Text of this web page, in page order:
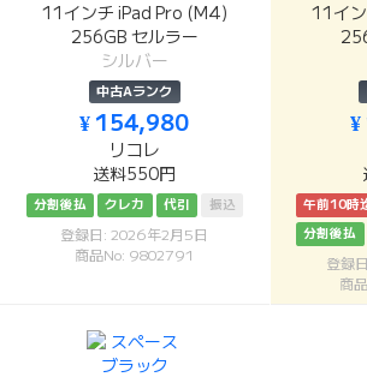
11インチ iPad Pro (M4)
256GB セルラー
シルバー
中古Aランク
¥ 154,980
リコレ
送料550円
分割後払 クレカ 代引 振込
登録日: 2026年2月5日
商品No: 9802791
11イ
午前10時
分割後払
登録
商